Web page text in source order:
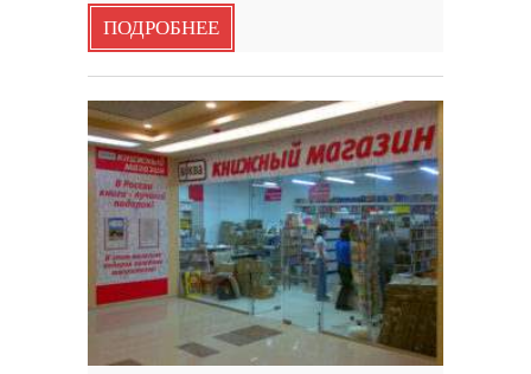
ПОДРОБНЕЕ